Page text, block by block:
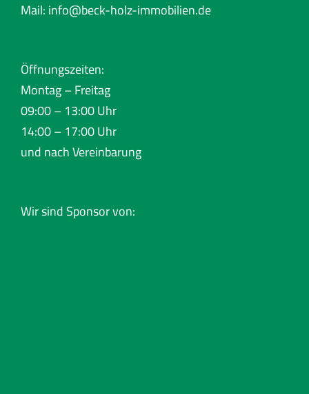
Mail: info@beck-holz-immobilien.de
Öffnungszeiten:
Montag – Freitag
09:00 – 13:00 Uhr
14:00 – 17:00 Uhr
und nach Vereinbarung
Wir sind Sponsor von: